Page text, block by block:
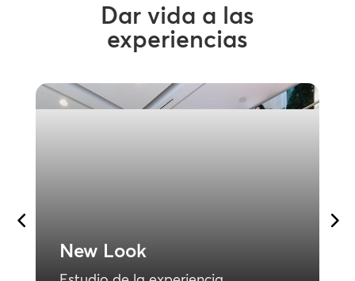
Dar vida a las
experiencias
New Look